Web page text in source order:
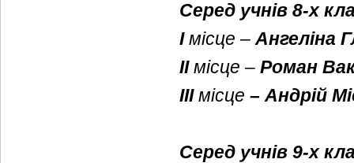
Серед учнів 8-х
Імісце – Ангеліна
ІІмісце – Роман
ІІІмісце – Андрій
Серед учнів 9-х